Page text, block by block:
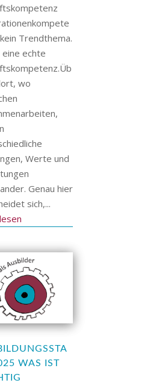
Trendthema.
eine echte
wo
Werte und
Genau hier
sich,...
WAS IST